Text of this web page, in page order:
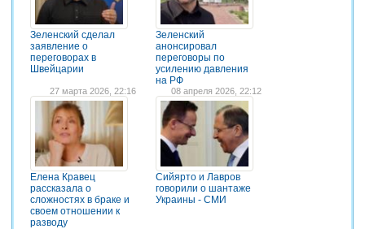
Зеленский сделал
заявление о
переговорах в
Швейцарии
Зеленский
анонсировал
переговоры по
усилению давления
на РФ
27 марта 2026, 22:16
Елена Кравец
рассказала о
сложностях в браке и
своем отношении к
разводу
08 апреля 2026, 22:12
Сийярто и Лавров
говорили о шантаже
Украины - СМИ